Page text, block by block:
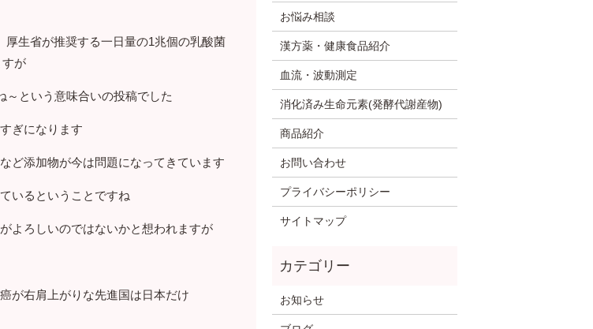
生省が推奨する一日量の1兆個の乳酸菌
が
～という意味合いの投稿でした
ぎになります
ど添加物が今は問題になってきています
いるということですね
よろしいのではないかと想われますが
が右肩上がりな先進国は日本だけ
お悩み相談
漢方薬・健康食品紹介
血流・波動測定
消化済み生命元素(発酵代謝産物)
商品紹介
お問い合わせ
プライバシーポリシー
サイトマップ
お知らせ